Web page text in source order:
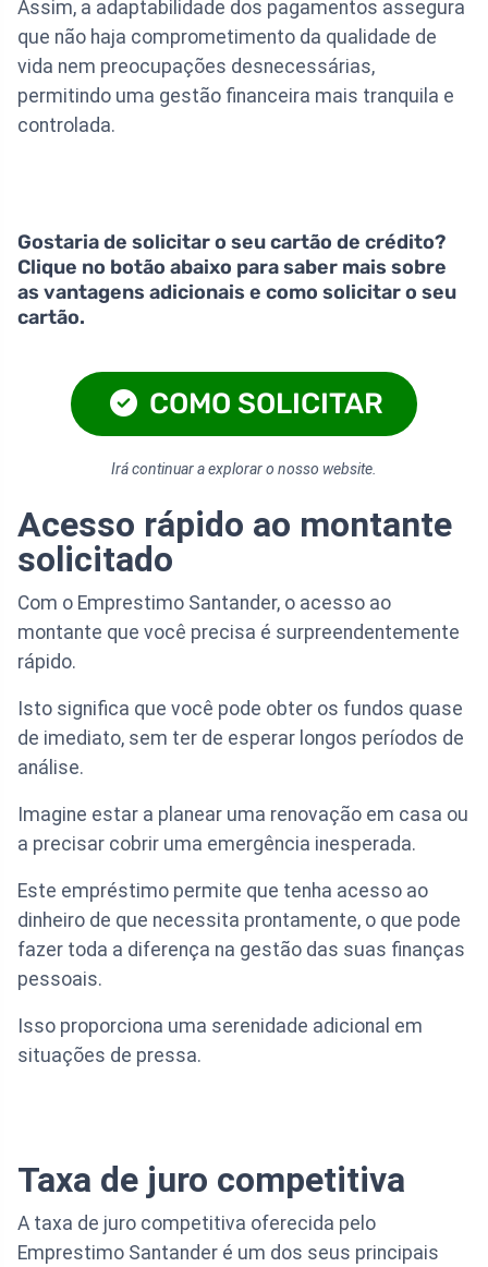
Assim, a adaptabilidade dos pagamentos assegura
que não haja comprometimento da qualidade de
vida nem preocupações desnecessárias,
permitindo uma gestão financeira mais tranquila e
controlada.
Gostaria de solicitar o seu cartão de crédito?
Clique no botão abaixo para saber mais sobre
as vantagens adicionais e como solicitar o seu
cartão.
COMO SOLICITAR
Irá continuar a explorar o nosso website.
Acesso rápido ao montante
solicitado
Com o Emprestimo Santander, o acesso ao
montante que você precisa é surpreendentemente
rápido.
Isto significa que você pode obter os fundos quase
de imediato, sem ter de esperar longos períodos de
análise.
Imagine estar a planear uma renovação em casa ou
a precisar cobrir uma emergência inesperada.
Este empréstimo permite que tenha acesso ao
dinheiro de que necessita prontamente, o que pode
fazer toda a diferença na gestão das suas finanças
pessoais.
Isso proporciona uma serenidade adicional em
situações de pressa.
Taxa de juro competitiva
A taxa de juro competitiva oferecida pelo
Emprestimo Santander é um dos seus principais